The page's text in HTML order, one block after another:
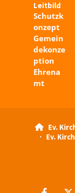
Leitbild
Schutzk
onzept
Gemein
dekonze
ption
Ehrena
mt
Ev.
· Ev.